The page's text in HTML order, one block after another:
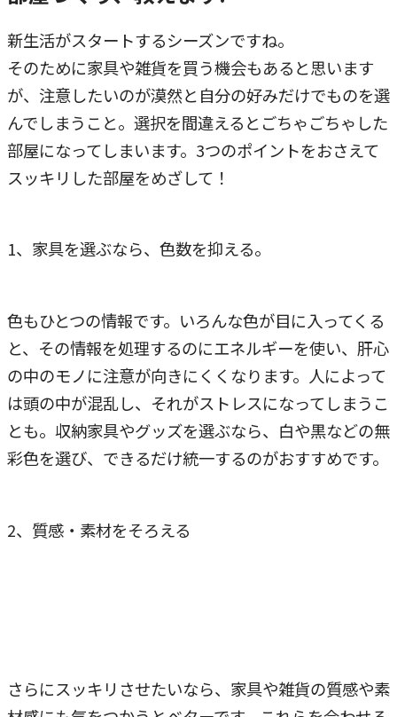
新生活がスタートするシーズンですね。
そのために家具や雑貨を買う機会もあると思います
が、注意したいのが漠然と自分の好みだけでものを選
んでしまうこと。選択を間違えるとごちゃごちゃした
部屋になってしまいます。3つのポイントをおさえて
スッキリした部屋をめざして！
1、家具を選ぶなら、色数を抑える。
色もひとつの情報です。いろんな色が目に入ってくる
と、その情報を処理するのにエネルギーを使い、肝心
の中のモノに注意が向きにくくなります。人によって
は頭の中が混乱し、それがストレスになってしまうこ
とも。収納家具やグッズを選ぶなら、白や黒などの無
彩色を選び、できるだけ統一するのがおすすめです。
2、質感・素材をそろえる
さらにスッキリさせたいなら、家具や雑貨の質感や素